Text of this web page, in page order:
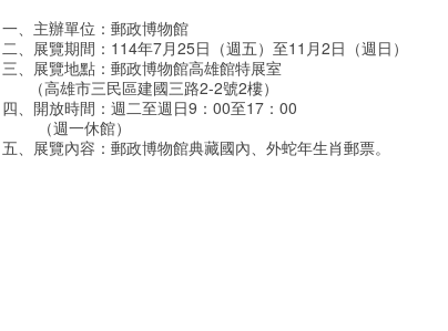
一、主辦單位：郵政博物館
二、展覽期間：114年7月25日（週五）至11月2日（週日）
三、展覽地點：郵政博物館高雄館特展室
（高雄市三民區建國三路2-2號2樓）
四、開放時間：週二至週日9：00至17：00
（週一休館）
五、展覽內容：郵政博物館典藏國內、外蛇年生肖郵票。